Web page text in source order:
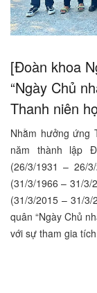
[Đoàn khoa
“Ngày Chủ
Thanh niên
Nhằm hưởng ứng
năm thành lập
(26/3/1931 – 26/
(31/3/1966 – 31/3/
(31/3/2015 – 31/
quân “Ngày Chủ
với sự tham gia